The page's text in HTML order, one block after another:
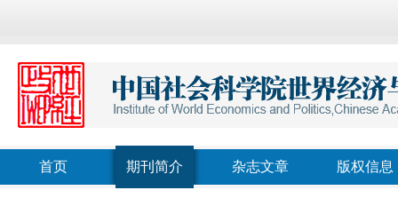
首页 期刊简介 杂志文章 版权信息